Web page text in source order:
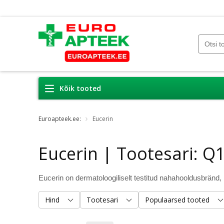
Kõik tooted
Euroapteek.ee: Eucerin
Eucerin | Tootesari:
Hind Tootesari Populaarsed tooted